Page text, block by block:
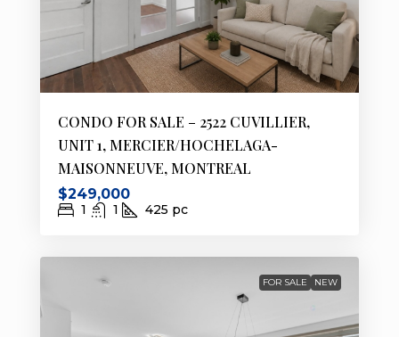
CONDO FOR SALE – 2522 CUVILLIER,
UNIT 1, MERCIER/HOCHELAGA-
MAISONNEUVE, MONTREAL
$249,000
1 1 425 pc
FOR SALE NEW